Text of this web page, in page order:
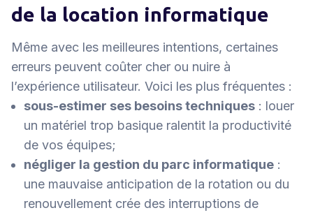
de la location informatique
Même avec les meilleures intentions, certaines
erreurs peuvent coûter cher ou nuire à
l’expérience utilisateur. Voici les plus fréquentes :
sous-estimer ses besoins techniques : louer
un matériel trop basique ralentit la productivité
de vos équipes;
négliger la gestion du parc informatique :
une mauvaise anticipation de la rotation ou du
renouvellement crée des interruptions de